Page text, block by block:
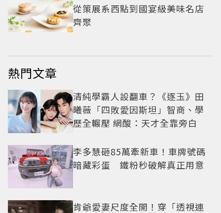
從策展系西點到國宴級美味名店
齊聚
熱門文章
清純學霸人設翻車？《逐玉》田
曦薇「四敗愛因斯坦」智商、學
歷全輾壓 網酸：天才全靠旁白
李多慧砸85萬牽新車！車牌號碼
暗藏彩蛋 鐵粉秒破解真正用意
肯爺愛妻尺度全開！穿「透視連